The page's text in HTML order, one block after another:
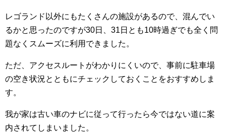
レゴランド以外にもたくさんの施設があるので、混んでい
るかと思ったのですが30日、31日とも10時過ぎでも全く問
題なくスムーズに利用できました。
ただ、アクセスルートがわかりにくいので、事前に駐車場
の空き状況とともにチェックしておくことをおすすめしま
す。
我が家は古い車のナビに従って行ったら今ではない道に案
内されてしまいました。